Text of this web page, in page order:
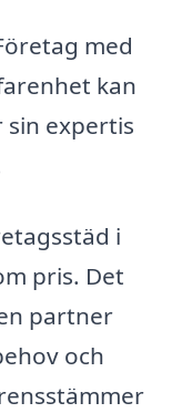
med
kan
expertis
i
pris. Det
partner
och